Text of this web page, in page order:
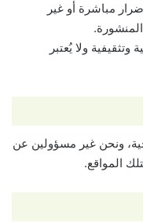
مباشرة أو غير
ولا يُعتبر
ونحن غير مسؤولين عن
المواقع.